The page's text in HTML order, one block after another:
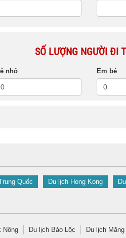
SỐ LƯỢNG NGƯỜI ĐI
nhỏ Em bé
Quốc Du lịch Hong Kong
Nông Du lịch Bảo Lộc Du lịch